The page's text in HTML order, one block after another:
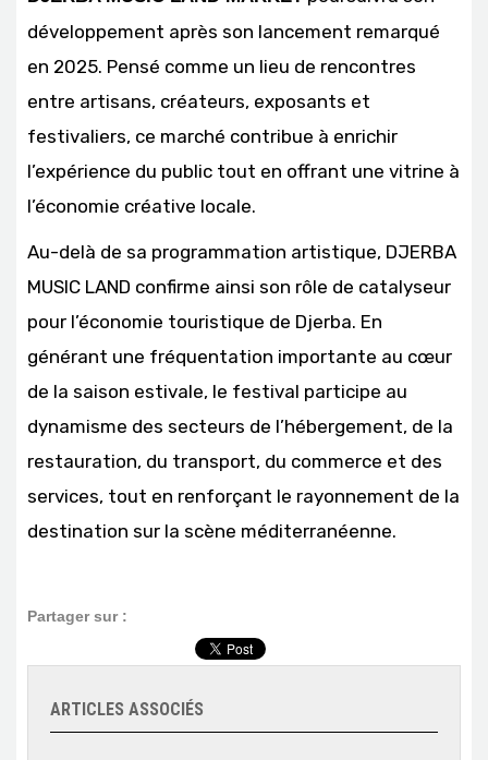
développement après son lancement remarqué
en 2025. Pensé comme un lieu de rencontres
entre artisans, créateurs, exposants et
festivaliers, ce marché contribue à enrichir
l’expérience du public tout en offrant une vitrine à
l’économie créative locale.
Au-delà de sa programmation artistique, DJERBA
MUSIC LAND confirme ainsi son rôle de catalyseur
pour l’économie touristique de Djerba. En
générant une fréquentation importante au cœur
de la saison estivale, le festival participe au
dynamisme des secteurs de l’hébergement, de la
restauration, du transport, du commerce et des
services, tout en renforçant le rayonnement de la
destination sur la scène méditerranéenne.
Partager sur :
ARTICLES ASSOCIÉS